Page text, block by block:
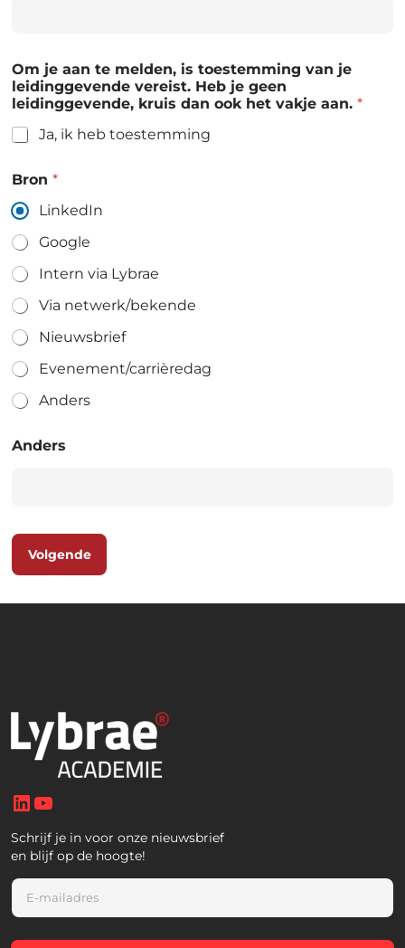
Om je aan te melden, is toestemming van je
leidinggevende vereist. Heb je geen
leidinggevende, kruis dan ook het vakje aan. *
Ja, ik heb toestemming
Bron *
LinkedIn
Google
Intern via Lybrae
Via netwerk/bekende
Nieuwsbrief
Evenement/carrièredag
Anders
Anders
Volgende
LinkedIn
Schrijf je in voor onze nieuwsbrief
en blijf op de hoogte!
E
a
i